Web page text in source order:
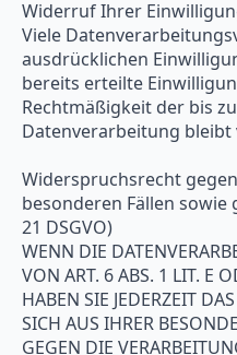
Widerruf Ihrer
Viele
ausdrücklichen
bereits erteilte
Rechtmäßigkeit der bis
Datenverarbeitung
Widerspruchsrecht
besonderen Fällen
21 DSGVO)
WENN DIE
VON ART. 6 ABS. 1 LIT. E
HABEN SIE JEDERZEIT
SICH AUS IHRER
GEGEN DIE